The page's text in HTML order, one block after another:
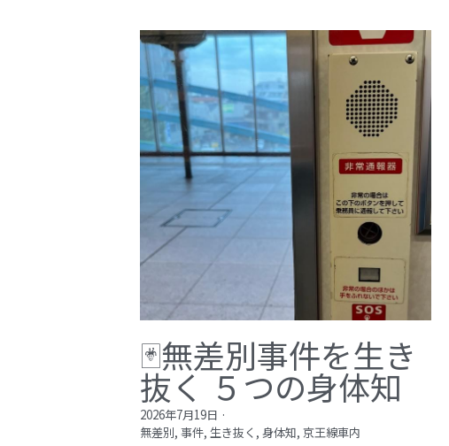
🃏無差別事件を生き
抜く ５つの身体知
2026年7月19日 ·
無差別, 事件, 生き抜く, 身体知, 京王線車内